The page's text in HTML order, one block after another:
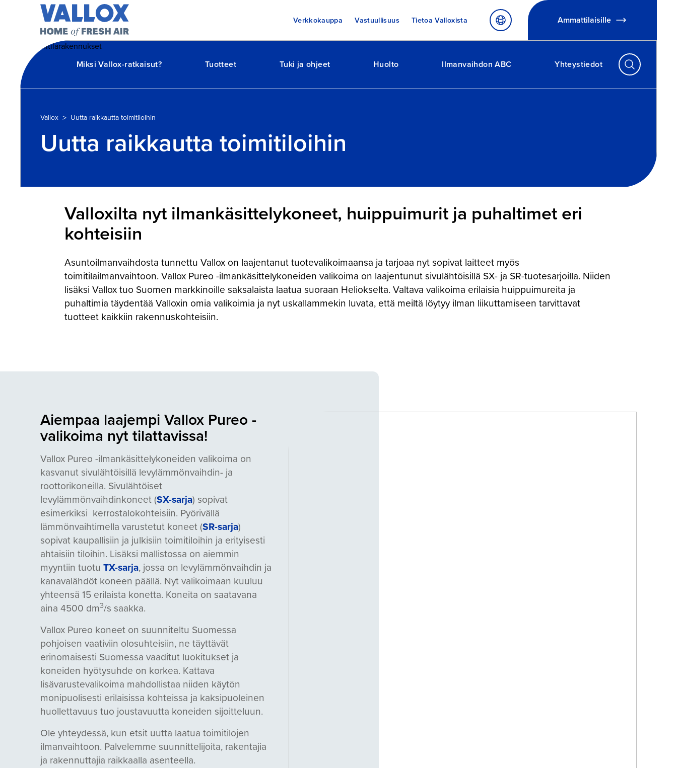
Verkkokauppa Vastuullisuus Tietoa Valloxista Ammattilaisille
Miksi Vallox-ratkaisut? Tuotteet Tuki ja ohjeet Huolto Ilmanvaihdon ABC Yhteystiedot
Vallox > Uutta raikkautta toimitiloihin
Uutta raikkautta toimitiloihin
Valloxilta nyt ilmankäsittelykoneet, huippuimurit ja puhaltimet eri
kohteisiin
Asuntoilmanvaihdosta tunnettu Vallox on laajentanut tuotevalikoimaansa ja tarjoaa nyt sopivat laitteet myös
toimitilailmanvaihtoon. Vallox Pureo -ilmankäsittelykoneiden valikoima on laajentunut sivulähtöisillä SX- ja SR-tuotesarjoilla. Niiden
lisäksi Vallox tuo Suomen markkinoille saksalaista laatua suoraan Heliokselta. Valtava valikoima erilaisia huippuimureita ja
puhaltimia täydentää Valloxin omia valikoimia ja nyt uskallammekin luvata, että meiltä löytyy ilman liikuttamiseen tarvittavat
tuotteet kaikkiin rakennuskohteisiin.
Aiempaa laajempi Vallox Pureo -
valikoima nyt tilattavissa!
Vallox Pureo -ilmankäsittelykoneiden valikoima on
kasvanut sivulähtöisillä levylämmönvaihdin- ja
roottorikoneilla. Sivulähtöiset
levylämmönvaihdinkoneet (SX-sarja) sopivat
esimerkiksi kerrostalokohteisiin. Pyörivällä
lämmönvaihtimella varustetut koneet (SR-sarja)
sopivat kaupallisiin ja julkisiin toimitiloihin ja erityisesti
ahtaisiin tiloihin. Lisäksi mallistossa on aiemmin
myyntiin tuotu TX-sarja, jossa on levylämmönvaihdin ja
kanavalähdöt koneen päällä. Nyt valikoimaan kuuluu
yhteensä 15 erilaista konetta. Koneita on saatavana
aina 4500 dm3/s saakka.
Vallox Pureo koneet on suunniteltu Suomessa
pohjoisen vaativiin olosuhteisiin, ne täyttävät
erinomaisesti Suomessa vaaditut luokitukset ja
koneiden hyötysuhde on korkea. Kattava
lisävarustevalikoima mahdollistaa niiden käytön
monipuolisesti erilaisissa kohteissa ja kaksipuoleinen
huollettavuus tuo joustavuutta koneiden sijoitteluun.
Ole yhteydessä, kun etsit uutta laatua toimitilojen
ilmanvaihtoon. Palvelemme suunnittelijoita, rakentajia
ja rakennuttajia raikkaalla asenteella.